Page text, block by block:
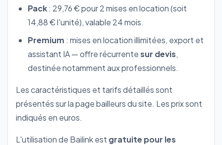
Pack: 29,76 € pour 2 mises en location (soit
14,88 € l'unité), valable 24 mois.
Premium : mises en location illimitées, export et
assistant IA — offre récurrentesur devis,
destinée notamment aux professionnels.
Les caractéristiques et tarifs détaillés sont
présentés sur la page bailleurs du site. Les prix sont
indiqués en euros.
L'utilisation de Bailink est gratuite pour les